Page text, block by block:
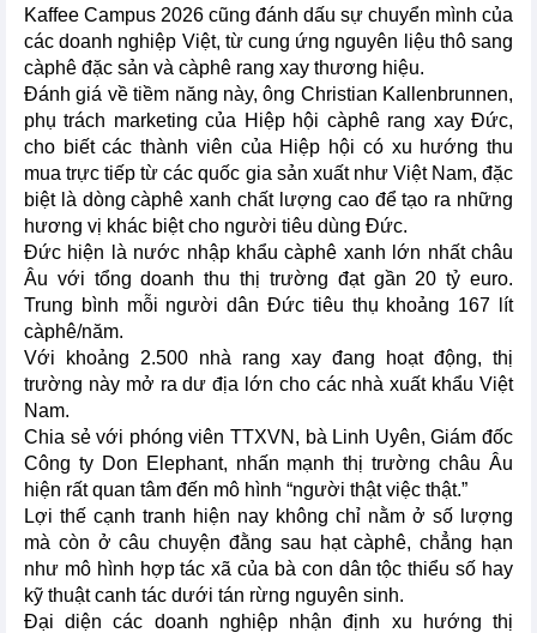
Kaffee Campus 2026 cũng đánh dấu sự chuyển mình của
các doanh nghiệp Việt, từ cung ứng nguyên liệu thô sang
càphê đặc sản và càphê rang xay thương hiệu.
Đánh giá về tiềm năng này, ông Christian Kallenbrunnen,
phụ trách marketing của Hiệp hội càphê rang xay Đức,
cho biết các thành viên của Hiệp hội có xu hướng thu
mua trực tiếp từ các quốc gia sản xuất như Việt Nam, đặc
biệt là dòng càphê xanh chất lượng cao để tạo ra những
hương vị khác biệt cho người tiêu dùng Đức.
Đức hiện là nước nhập khẩu càphê xanh lớn nhất châu
Âu với tổng doanh thu thị trường đạt gần 20 tỷ euro.
Trung bình mỗi người dân Đức tiêu thụ khoảng 167 lít
càphê/năm.
Với khoảng 2.500 nhà rang xay đang hoạt động, thị
trường này mở ra dư địa lớn cho các nhà xuất khẩu Việt
Nam.
Chia sẻ với phóng viên TTXVN, bà Linh Uyên, Giám đốc
Công ty Don Elephant, nhấn mạnh thị trường châu Âu
hiện rất quan tâm đến mô hình “người thật việc thật.”
Lợi thế cạnh tranh hiện nay không chỉ nằm ở số lượng
mà còn ở câu chuyện đằng sau hạt càphê, chẳng hạn
như mô hình hợp tác xã của bà con dân tộc thiểu số hay
kỹ thuật canh tác dưới tán rừng nguyên sinh.
Đại diện các doanh nghiệp nhận định xu hướng thị